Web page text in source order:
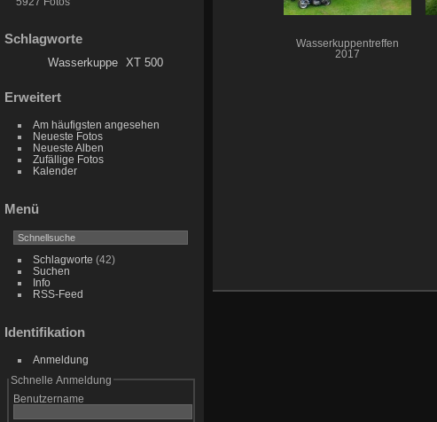
Schlagworte
Wasserkuppe XT 500
Erweitert
Am häufigsten angesehen
Neueste Fotos
Neueste Alben
Zufällige Fotos
Kalender
Menü
Schlagworte (42)
Suchen
Info
RSS-Feed
Identifikation
Anmeldung
Schnelle Anmeldung
Benutzername
Wasserkuppentreffen
2017